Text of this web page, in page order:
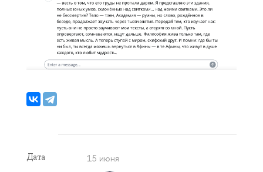
Дата 15 июня